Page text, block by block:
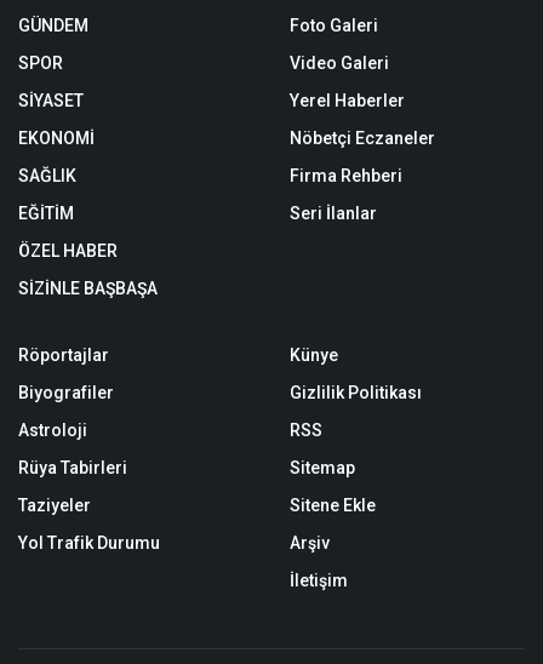
GÜNDEM
SPOR
SİYASET
EKONOMİ
SAĞLIK
EĞİTİM
ÖZEL HABER
SİZİNLE BAŞBAŞA
Foto Galeri
Video Galeri
Yerel Haberler
Nöbetçi Eczaneler
Firma Rehberi
Seri İlanlar
Röportajlar
Biyografiler
Astroloji
Rüya Tabirleri
Taziyeler
Yol Trafik Durumu
Künye
Gizlilik Politikası
RSS
Sitemap
Sitene Ekle
Arşiv
İletişim